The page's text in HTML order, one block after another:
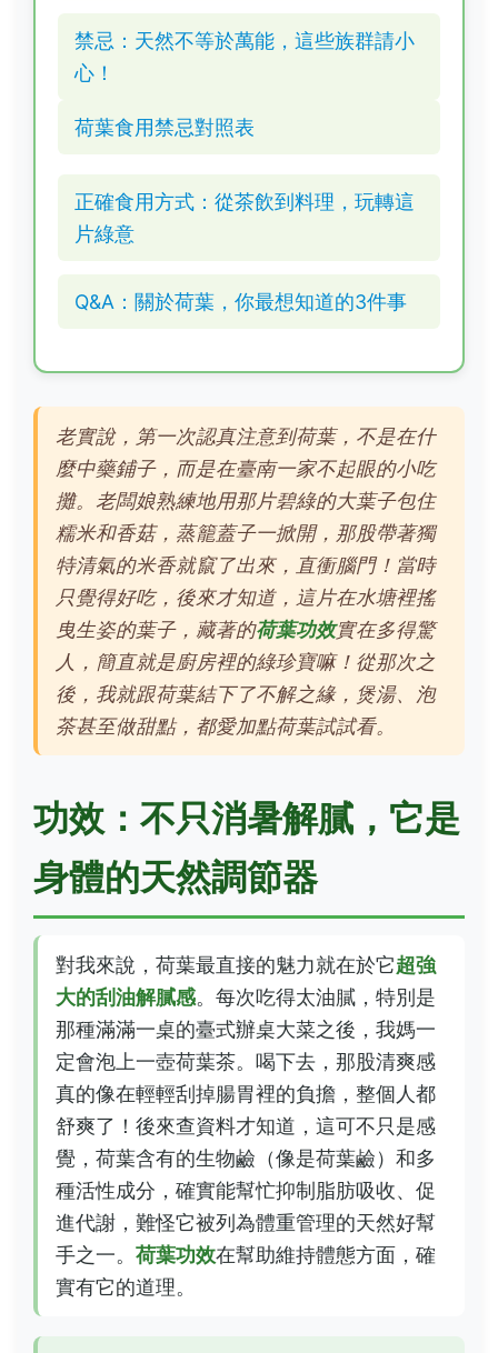
禁忌：天然不等於萬能，這些族群請小
心！
荷葉食用禁忌對照表
正確食用方式：從茶飲到料理，玩轉這
片綠意
Q&A：關於荷葉，你最想知道的3件事
老實說，第一次認真注意到荷葉，不是在什
麼中藥鋪子，而是在臺南一家不起眼的小吃
攤。老闆娘熟練地用那片碧綠的大葉子包住
糯米和香菇，蒸籠蓋子一掀開，那股帶著獨
特清氣的米香就竄了出來，直衝腦門！當時
只覺得好吃，後來才知道，這片在水塘裡搖
曳生姿的葉子，藏著的荷葉功效實在多得驚
人，簡直就是廚房裡的綠珍寶嘛！從那次之
後，我就跟荷葉結下了不解之緣，煲湯、泡
茶甚至做甜點，都愛加點荷葉試試看。
功效：不只消暑解膩，它是
身體的天然調節器
對我來說，荷葉最直接的魅力就在於它超強
大的刮油解膩感。每次吃得太油膩，特別是
那種滿滿一桌的臺式辦桌大菜之後，我媽一
定會泡上一壺荷葉茶。喝下去，那股清爽感
真的像在輕輕刮掉腸胃裡的負擔，整個人都
舒爽了！後來查資料才知道，這可不只是感
覺，荷葉含有的生物鹼（像是荷葉鹼）和多
種活性成分，確實能幫忙抑制脂肪吸收、促
進代謝，難怪它被列為體重管理的天然好幫
手之一。 荷葉功效在幫助維持體態方面，確
實有它的道理。